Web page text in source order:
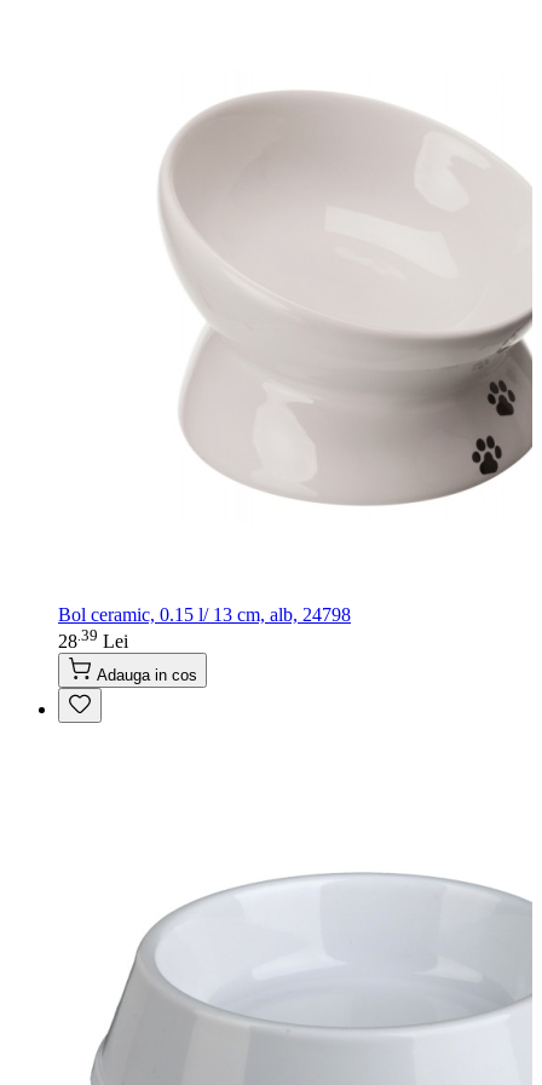
Bol ceramic, 0.15 l/ 13 cm, alb, 24798
28 39 Lei
Adauga in cos